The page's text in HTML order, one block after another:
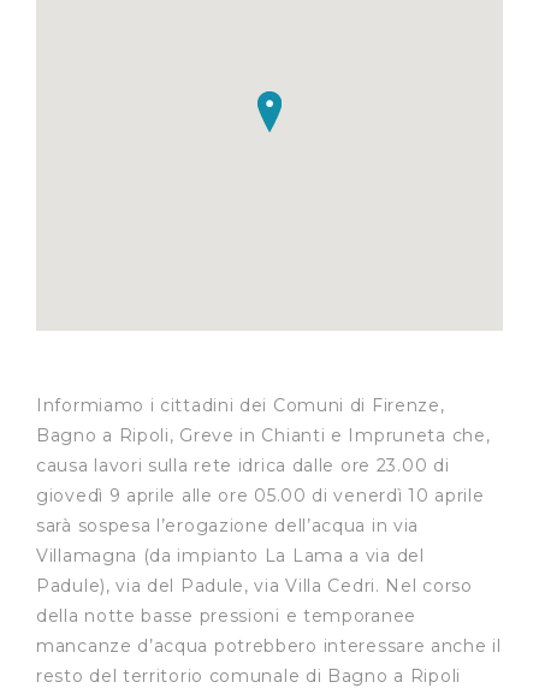
Informiamo i cittadini dei Comuni di Firenze,
Bagno a Ripoli, Greve in Chianti e Impruneta che,
causa lavori sulla rete idrica dalle ore 23.00 di
giovedì 9 aprile alle ore 05.00 di venerdì 10 aprile
sarà sospesa l’erogazione dell’acqua in via
Villamagna (da impianto La Lama a via del
Padule), via del Padule, via Villa Cedri. Nel corso
della notte basse pressioni e temporanee
mancanze d’acqua potrebbero interessare anche il
resto del territorio comunale di Bagno a Ripoli